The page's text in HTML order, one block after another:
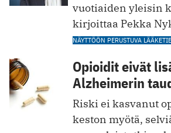
vuotiaiden yleisin
kirjoittaa Pekka
NÄYTTÖÖN PERUSTUVA
Opioidit eivät
Alzheimerin
Riski ei kasvanut
keston myötä,